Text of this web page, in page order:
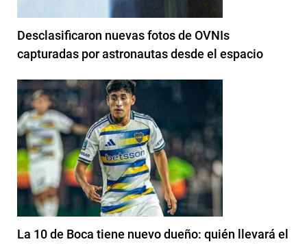
Desclasificaron nuevas fotos de OVNIs
capturadas por astronautas desde el espacio
La 10 de Boca tiene nuevo dueño: quién llevará el